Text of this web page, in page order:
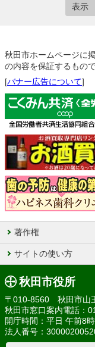
表示
秋田市ホームページに
の内容を保証するもの
[バナー広告について]
著作権
サイトの使い方
秋田市役所
〒010-8560 秋田市山
秋田市窓口案内電話：
開庁時間：平日 午前8
法人番号：